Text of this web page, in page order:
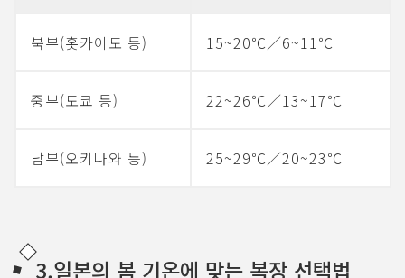
북부(홋카이도 등) 15~20℃／6~11℃
중부(도쿄 등) 22~26℃／13~17℃
남부(오키나와 등) 25~29℃／20~23℃
3.일본의 봄 기온에 맞는 복장 선택법